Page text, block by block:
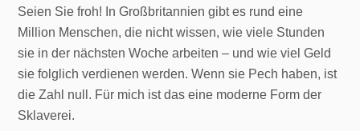
Seien Sie froh! In Großbritannien gibt es rund eine
Million Menschen, die nicht wissen, wie viele Stunden
sie in der nächsten Woche arbeiten – und wie viel Geld
sie folglich verdienen werden. Wenn sie Pech haben, ist
die Zahl null. Für mich ist das eine moderne Form der
Sklaverei.